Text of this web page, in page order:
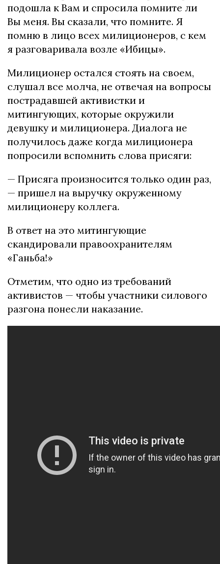
подошла к Вам и спросила помните ли
Вы меня. Вы сказали, что помните. Я
помню в лицо всех милиционеров, с кем
я разговаривала возле «Ибицы».
Милиционер остался стоять на своем,
слушал все молча, не отвечая на вопросы
пострадавшей активистки и
митингующих, которые окружили
девушку и милиционера. Диалога не
получилось даже когда милиционера
попросили вспомнить слова присяги:
— Присяга произносится только один раз,
— пришел на выручку окруженному
милиционеру коллега.
В ответ на это митингующие
скандировали правоохранителям
«Ганьба!»
Отметим, что одно из требований
активистов — чтобы участники силового
разгона понесли наказание.